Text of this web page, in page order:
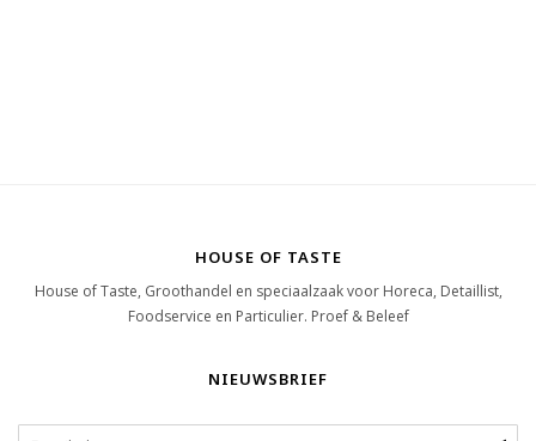
HOUSE OF TASTE
House of Taste, Groothandel en speciaalzaak voor Horeca, Detaillist,
Foodservice en Particulier. Proef & Beleef
NIEUWSBRIEF